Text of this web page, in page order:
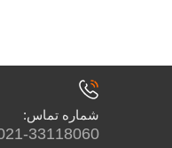
شماره تماس:
33118060